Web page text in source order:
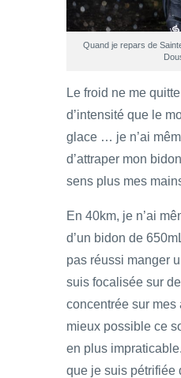
Quand je repars de
Le froid ne me
d’intensité que le
glace … je n’ai
d’attraper mon
sens plus mes
En 40km, je n’ai
d’un bidon de
pas réussi manger
suis focalisée sur
concentrée sur mes
mieux possible ce
en plus
que je suis